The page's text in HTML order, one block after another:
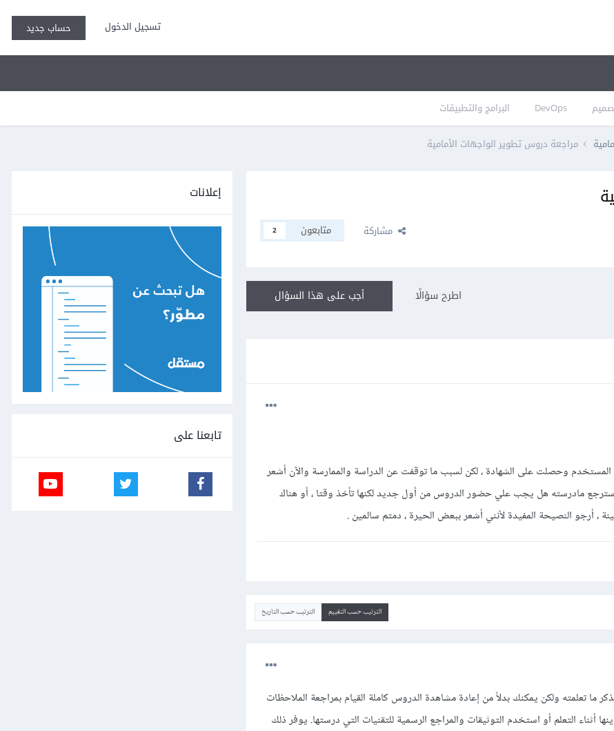
تسجيل الدخول حساب جديد
DevOps البرامج والتطبيقات
مراجعة دروس تطوير الواجهات الأمامية
مشاركة متابعون 2
أجب على هذا السؤال اطرح سؤالًا
وحصلت على الشهادة ، لكن لسبب ما توقفت عن الدراسة والممارسة والآن أشعر
مادرسته هل يجب علي حضور الدروس من أول جديد لكنها تأخذ وقتا ، أو هناك
، أرجو النصيحة المفيدة لأنني أشعر ببعض الحيرة ، دمتم سالمين .
الترتيب حسب التقييم الترتيب حسب التاريخ
ما تعلمته ولكن يمكنك بدلاً من إعادة مشاهدة الدروس كاملة القيام بمراجعة الملاحظات
أثناء التعلم أو استخدم التوثيقات والمراجع الرسمية للتقنيات التي درستها. يوفر ذلك
إعلانات
تابعنا على